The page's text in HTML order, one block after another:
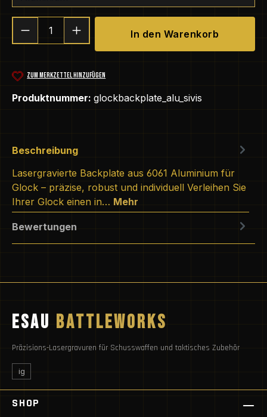
Produkt Anzahl: Gib den
In den Warenkorb
ZUM MERKZETTEL HINZUFÜGEN
Produktnummer: glockbackplate_alu_sivis
Beschreibung
Lasergravierte Backplate aus 6061 Aluminium für
Glock – präzise, robust und individuell Verleihen Sie
Ihrer Glock einen in… Mehr
Bewertungen
ESAU BATTLEWORKS
Präzisions-Lasergravuren für Schusswaffen und taktisches Zubehör
ig
SHOP